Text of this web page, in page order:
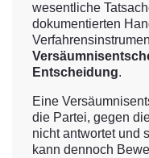
wesentliche
dokumentierten
Entscheidung.
Eine
die Partei, gegen
nicht antwortet und
kann dennoch